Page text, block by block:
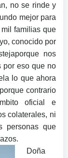
no se rinde y
mejor para
familias que
conocido por
nos
por eso que no
lo que ahora
contrario
oficial e
colaterales, ni
personas que
Doña